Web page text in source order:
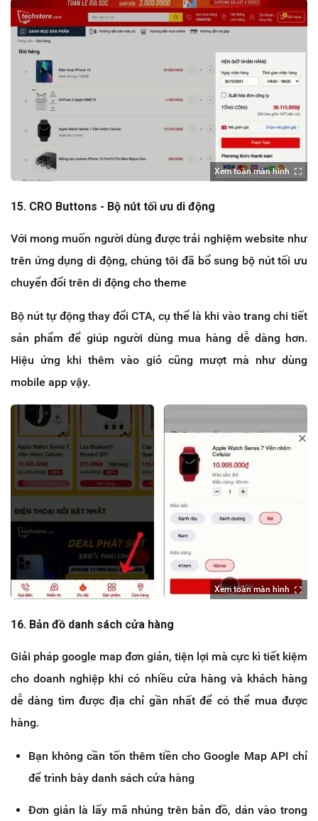
Xem toàn màn hình
15. CRO Buttons - Bộ nút tối ưu di động
Với mong muốn người dùng được trải nghiệm website như
trên ứng dụng di động, chúng tôi đã bổ sung bộ nút tối ưu
chuyển đổi trên di động cho theme
Bộ nút tự động thay đổi CTA, cụ thể là khi vào trang chi tiết
sản phẩm để giúp người dùng mua hàng dễ dàng hơn.
Hiệu ứng khi thêm vào giỏ cũng mượt mà như dùng
mobile app vậy.
Xem toàn màn hình
16. Bản đồ danh sách cửa hàng
Giải pháp google map đơn giản, tiện lợi mà cực kì tiết kiệm
cho doanh nghiệp khi có nhiều cửa hàng và khách hàng
dễ dàng tìm được địa chỉ gần nhất để có thể mua được
hàng.
Bạn không cần tốn thêm tiền cho Google Map API chỉ
để trình bày danh sách cửa hàng
Đơn giản là lấy mã nhúng trên bản đồ, dán vào trong